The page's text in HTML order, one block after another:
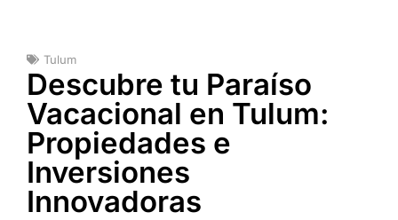
Tulum
Descubre tu Paraíso
Vacacional en Tulum:
Propiedades e
Inversiones
Innovadoras